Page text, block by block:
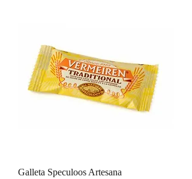
Galleta Speculoos Artesana